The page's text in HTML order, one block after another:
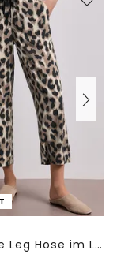
7/8 Wide Leg Hose im Loose Fit mit Print